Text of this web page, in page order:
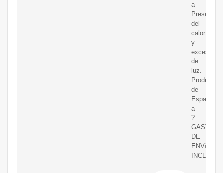
a
Preservar
del
calor
y
exceso
de
luz.
Producto
de
Espa?
a
?
GASTOS
DE
ENVíO